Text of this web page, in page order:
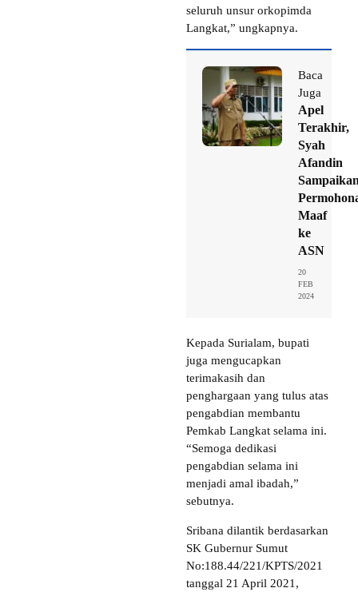
seluruh unsur orkopimda
Langkat,” ungkapnya.
Baca
Juga
Apel
Terakhir,
Syah
Afandin
Maaf
ke
ASN
20
FEB
2024
Kepada Surialam, bupati
juga mengucapkan
terimakasih dan
penghargaan yang tulus atas
pengabdian membantu
Pemkab Langkat selama ini.
“Semoga dedikasi
pengabdian selama ini
menjadi amal ibadah,”
sebutnya.
Sribana dilantik berdasarkan
SK Gubernur Sumut
No:188.44/221/KPTS/2021
tanggal 21 April 2021,